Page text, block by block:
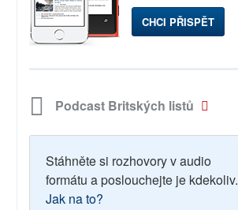
CHCI PŘISPĚT
Podcast Britských listů
Stáhněte si rozhovory v audio
formátu a poslouchejte je kdekoliv.
Jak na to?